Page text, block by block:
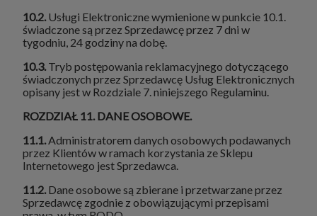
10.2. Usługi Elektroniczne wymienione w punkcie 10.1.
świadczone są przez Sprzedawcę przez 7 dni w
tygodniu, 24 godziny na dobę.
10.3. Tryb postępowania reklamacyjnego dotyczącego
świadczonych przez Sprzedawcę Usług Elektronicznych
opisany jest w Rozdziale 7. niniejszego Regulaminu.
ROZDZIAŁ 11. DANE OSOBOWE.
11.1. Administratorem danych osobowych podawanych
przez Klientów w ramach korzystania ze Sklepu
Internetowego jest Sprzedawca.
11.2. Dane osobowe są zbierane i przetwarzane przez
Sprzedawcę zgodnie z obowiązującymi przepisami